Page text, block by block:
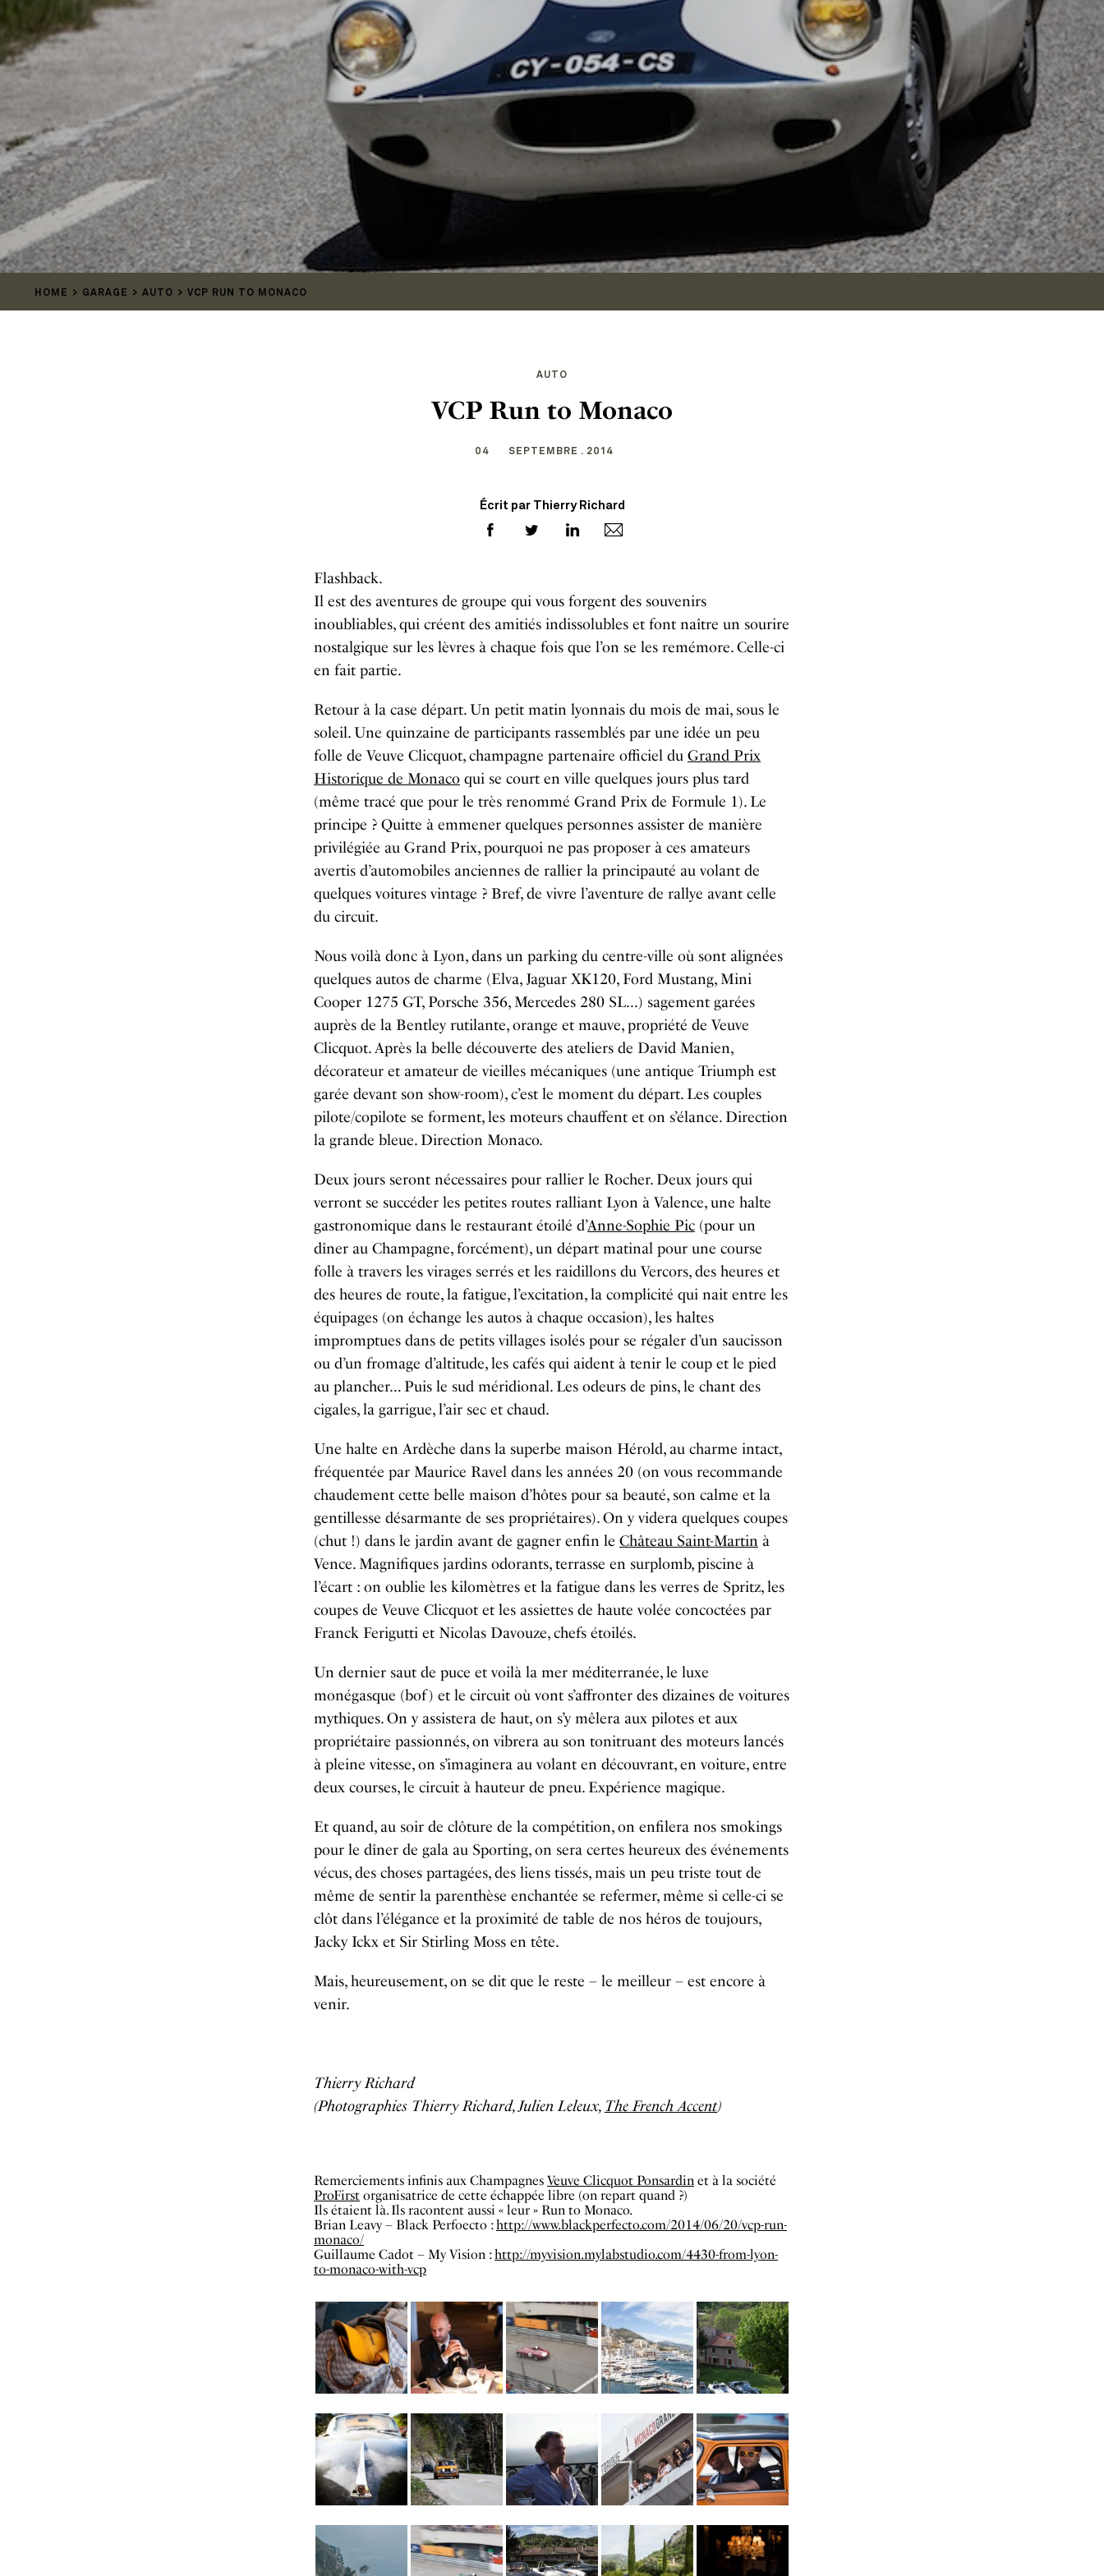
HOME GARAGE AUTO VCP RUN TO MONACO
AUTO
VCP Run to Monaco
04 SEPTEMBRE . 2014
Écrit par Thierry Richard
Flashback.
Il est des aventures de groupe qui vous forgent des souvenirs
inoubliables, qui créent des amitiés indissolubles et font naître un sourire
nostalgique sur les lèvres à chaque fois que l’on se les remémore. Celle-ci
en fait partie.
Retour à la case départ. Un petit matin lyonnais du mois de mai, sous le
soleil. Une quinzaine de participants rassemblés par une idée un peu
folle de Veuve Clicquot, champagne partenaire officiel du Grand Prix
Historique de Monaco qui se court en ville quelques jours plus tard
(même tracé que pour le très renommé Grand Prix de Formule 1). Le
principe ? Quitte à emmener quelques personnes assister de manière
privilégiée au Grand Prix, pourquoi ne pas proposer à ces amateurs
avertis d’automobiles anciennes de rallier la principauté au volant de
quelques voitures vintage ? Bref, de vivre l’aventure de rallye avant celle
du circuit.
Nous voilà donc à Lyon, dans un parking du centre-ville où sont alignées
quelques autos de charme (Elva, Jaguar XK120, Ford Mustang, Mini
Cooper 1275 GT, Porsche 356, Mercedes 280 SL…) sagement garées
auprès de la Bentley rutilante, orange et mauve, propriété de Veuve
Clicquot. Après la belle découverte des ateliers de David Manien,
décorateur et amateur de vieilles mécaniques (une antique Triumph est
garée devant son show-room), c’est le moment du départ. Les couples
pilote/copilote se forment, les moteurs chauffent et on s’élance. Direction
la grande bleue. Direction Monaco.
Deux jours seront nécessaires pour rallier le Rocher. Deux jours qui
verront se succéder les petites routes ralliant Lyon à Valence, une halte
gastronomique dans le restaurant étoilé d’Anne-Sophie Pic (pour un
dîner au Champagne, forcément), un départ matinal pour une course
folle à travers les virages serrés et les raidillons du Vercors, des heures et
des heures de route, la fatigue, l’excitation, la complicité qui nait entre les
équipages (on échange les autos à chaque occasion), les haltes
impromptues dans de petits villages isolés pour se régaler d’un saucisson
ou d’un fromage d’altitude, les cafés qui aident à tenir le coup et le pied
au plancher… Puis le sud méridional. Les odeurs de pins, le chant des
cigales, la garrigue, l’air sec et chaud.
Une halte en Ardèche dans la superbe maison Hérold, au charme intact,
fréquentée par Maurice Ravel dans les années 20 (on vous recommande
chaudement cette belle maison d’hôtes pour sa beauté, son calme et la
gentillesse désarmante de ses propriétaires). On y videra quelques coupes
(chut !) dans le jardin avant de gagner enfin le Château Saint-Martin à
Vence. Magnifiques jardins odorants, terrasse en surplomb, piscine à
l’écart : on oublie les kilomètres et la fatigue dans les verres de Spritz, les
coupes de Veuve Clicquot et les assiettes de haute volée concoctées par
Franck Ferigutti et Nicolas Davouze, chefs étoilés.
Un dernier saut de puce et voilà la mer méditerranée, le luxe
monégasque (bof) et le circuit où vont s’affronter des dizaines de voitures
mythiques. On y assistera de haut, on s’y mêlera aux pilotes et aux
propriétaire passionnés, on vibrera au son tonitruant des moteurs lancés
à pleine vitesse, on s’imaginera au volant en découvrant, en voiture, entre
deux courses, le circuit à hauteur de pneu. Expérience magique.
Et quand, au soir de clôture de la compétition, on enfilera nos smokings
pour le dîner de gala au Sporting, on sera certes heureux des événements
vécus, des choses partagées, des liens tissés, mais un peu triste tout de
même de sentir la parenthèse enchantée se refermer, même si celle-ci se
clôt dans l’élégance et la proximité de table de nos héros de toujours,
Jacky Ickx et Sir Stirling Moss en tête.
Mais, heureusement, on se dit que le reste – le meilleur – est encore à
venir.
Thierry Richard
(Photographies Thierry Richard, Julien Leleux, The French Accent)
Remerciements infinis aux Champagnes Veuve Clicquot Ponsardin et à la société
ProFirst organisatrice de cette échappée libre (on repart quand ?)
Ils étaient là. Ils racontent aussi « leur » Run to Monaco.
Brian Leavy – Black Perfoecto :http://www.blackperfecto.com/2014/06/20/vcp-run-
monaco/
Guillaume Cadot – My Vision :http://myvision.mylabstudio.com/4430-from-lyon-
to-monaco-with-vcp